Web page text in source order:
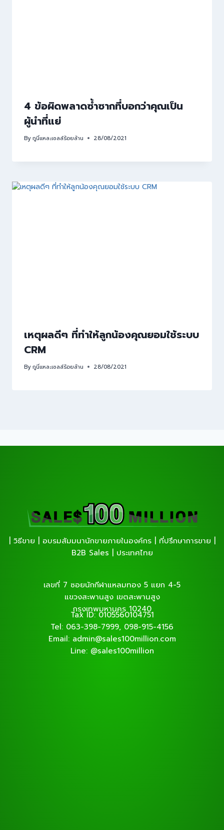
4 ข้อผิดพลาดซ้ำซากที่บอกว่าคุณเป็น
ผู้นำที่แย่
Byกูนี่แหละเซลล์ร้อยล้าน 28/08/2021
เหตุผลดีๆ ที่ทำให้ลูกน้องคุณยอมใช้ระบบ
CRM
Byกูนี่แหละเซลล์ร้อยล้าน 28/08/2021
| วิธีขาย | อบรมสัมมนานักขายภายในองค์กร | ที่ปรึกษาการขาย |
B2B Sales | ประเทศไทย
เลขที่ 7 ซอยนักกีฬาแหลมทอง 5 แยก 4-5
แขวงสะพานสูง เขตสะพานสูง
กรุงเทพมหานคร 10240
Tax ID: 0105560104751
Tel: 063-398-7999, 098-915-4156
Email: admin@sales100million.com
Line: @sales100million